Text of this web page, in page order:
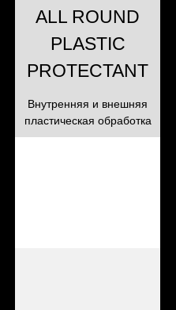
ALL ROUND
PLASTIC
PROTECTANT
Внутренняя и внешняя
пластическая обработка